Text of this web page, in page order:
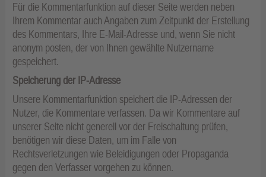
Für die Kommentarfunktion auf dieser Seite werden neben
Ihrem Kommentar auch Angaben zum Zeitpunkt der Erstellung
des Kommentars, Ihre E-Mail-Adresse und, wenn Sie nicht
anonym posten, der von Ihnen gewählte Nutzername
gespeichert.
Speicherung der IP-Adresse
Unsere Kommentarfunktion speichert die IP-Adressen der
Nutzer, die Kommentare verfassen. Da wir Kommentare auf
unserer Seite nicht generell vor der Freischaltung prüfen,
benötigen wir diese Daten, um im Falle von
Rechtsverletzungen wie Beleidigungen oder Propaganda
gegen den Verfasser vorgehen zu können.